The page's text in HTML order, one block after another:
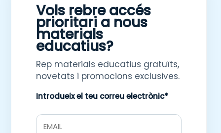
Vols rebre accés
prioritari a nous
materials
educatius?
Rep materials educatius gratuïts,
novetats i promocions exclusives.
Introdueix el teu correu electrònic*